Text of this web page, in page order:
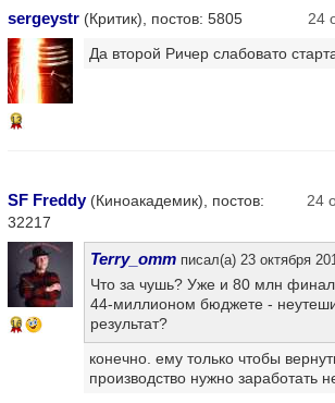
sergeystr (Критик), постов: 5805 24
13
Да второй Ричер слабовато
SF Freddy(Киноакадемик), постов:
32217
24
16
Terry_omm писал(а) 23 октября
Что за чушь? Уже и 80 млн
44-миллионом бюджете -
результат?
конечно. ему только чтобы
производство нужно заработать